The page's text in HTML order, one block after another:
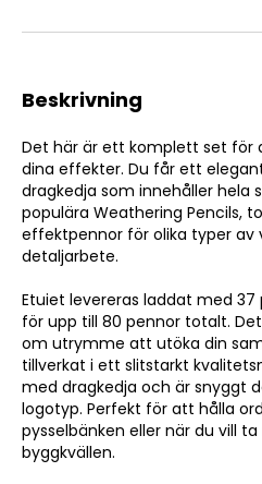
Beskrivning
Det här är ett komplett set för
dina effekter. Du får ett
dragkedja som innehåller hela
populära Weathering Pencils,
effektpennor för olika typer av
detaljarbete.
Etuiet levereras laddat med
för upp till 80 pennor totalt.
om utrymme att utöka din
tillverkat i ett slitstarkt
med dragkedja och är snyggt
logotyp. Perfekt för att hålla
pysselbänken eller när du vill
byggkvällen.